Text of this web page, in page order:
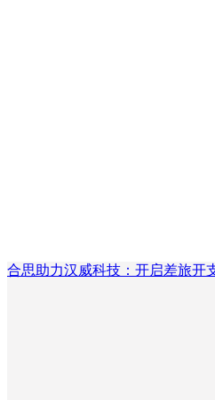
合思助力汉威科技：开启差旅开